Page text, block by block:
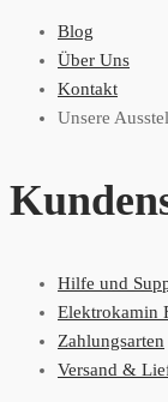
Blog
Über Uns
Kontakt
Unsere
Hilfe und
Elektrokamin
Zahlungsarten
Versand &